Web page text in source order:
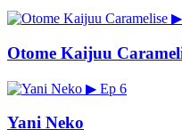
▶
Otome Kaijuu
▶ Ep 6
Yani Neko